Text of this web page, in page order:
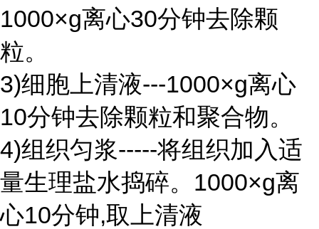
1000×g离心30分钟去除颗
粒。
3)细胞上清液---1000×g离心
10分钟去除颗粒和聚合物。
4)组织匀浆-----将组织加入适
量生理盐水捣碎。1000×g离
心10分钟,取上清液